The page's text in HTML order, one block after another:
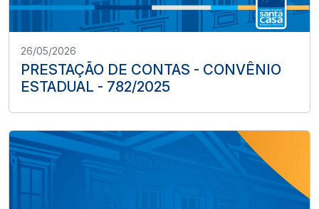
26/05/2026
PRESTAÇÃO DE CONTAS - CONVÊNIO
ESTADUAL - 782/2025